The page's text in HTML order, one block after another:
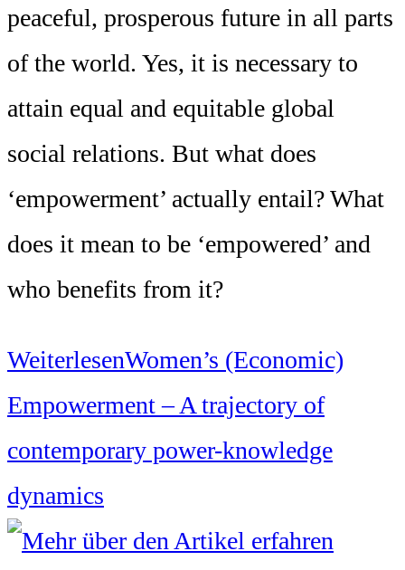
peaceful, prosperous future in all parts
of the world. Yes, it is necessary to
attain equal and equitable global
social relations. But what does
‘empowerment’ actually entail? What
does it mean to be ‘empowered’ and
who benefits from it?
WeiterlesenWomen’s (Economic)
Empowerment – A trajectory of
contemporary power-knowledge
dynamics